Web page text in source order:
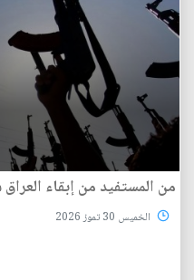
من المستفيد من إبقاء
الخميس 30 تموز 2026